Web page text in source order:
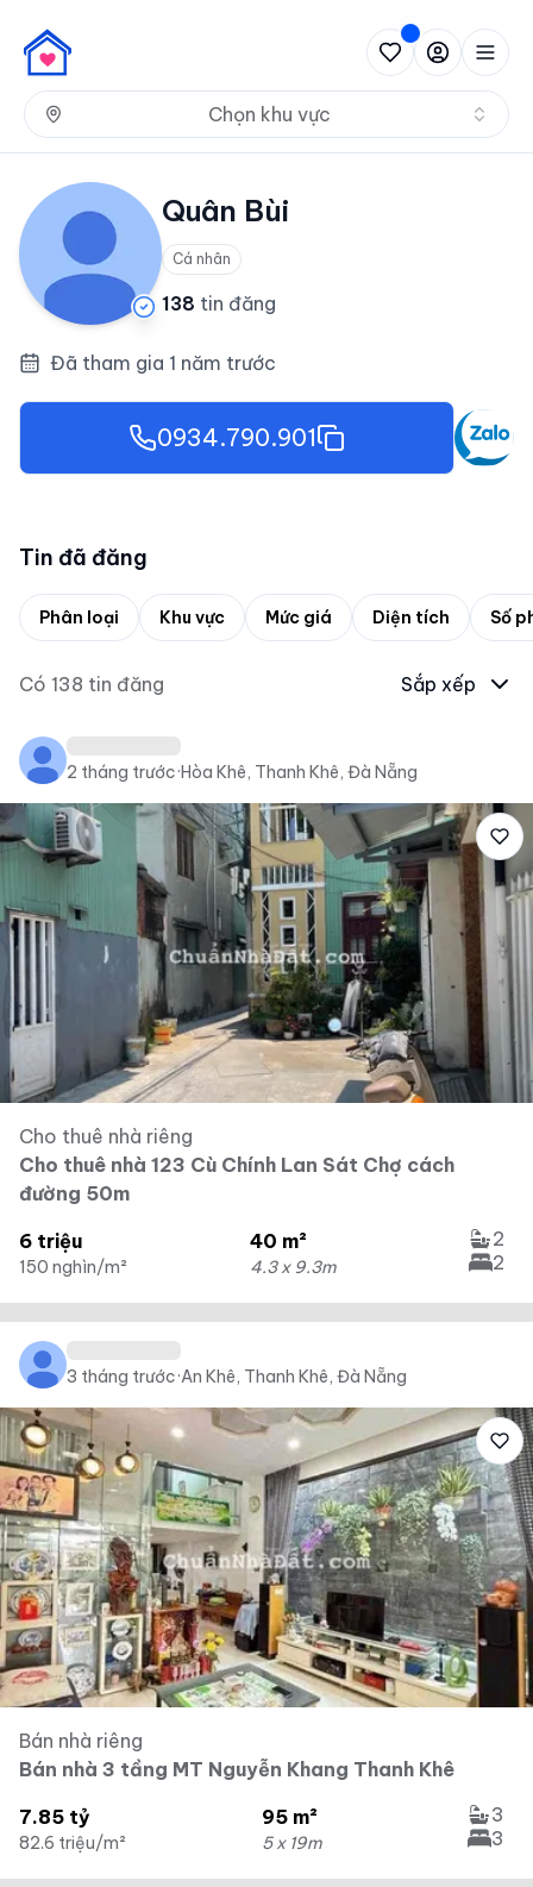
Chọn khu vực
Quân Bùi
Cá nhân
138 tin đăng
Đã tham gia 1 năm trước
0934.790.901
Tin đã đăng
Phân loại Khu vực Mức giá Diện tích Số
Có 138 tin đăng Sắp xếp
2 tháng trước·Hòa Khê, Thanh Khê, Đà Nẵng
Cho thuê nhà riêng
Cho thuê nhà 123 Cù Chính Lan Sát Chợ cách
đường 50m
6 triệu
150 nghìn/m²
40 m²
4.3 x 9.3m
2
2
3 tháng trước·An Khê, Thanh Khê, Đà Nẵng
Bán nhà riêng
Bán nhà 3 tầng MT Nguyễn Khang Thanh Khê
7.85 tỷ
82.6 triệu/m²
95 m²
5 x 19m
3
3